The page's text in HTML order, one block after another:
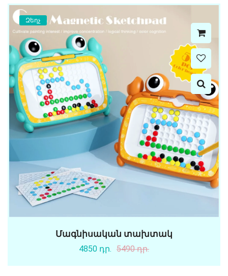
Զեղչ
Մագնիսական տախտակ
4850 դր. 5490 դր.